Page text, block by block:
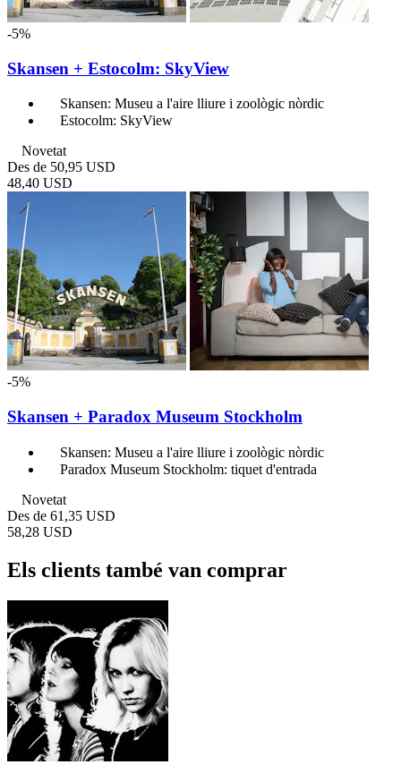
-5%
Skansen + Estocolm: SkyView
Skansen: Museu a l'aire lliure i zoològic nòrdic
Estocolm: SkyView
Novetat
Des de 50,95 USD
48,40 USD
-5%
Skansen + Paradox Museum Stockholm
Skansen: Museu a l'aire lliure i zoològic nòrdic
Paradox Museum Stockholm: tiquet d'entrada
Novetat
Des de 61,35 USD
58,28 USD
Els clients també van comprar